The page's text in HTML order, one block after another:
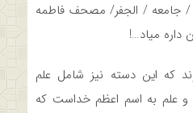
/ جامعه / الجفر/ مصحف فاطمه
میاد…!
که این دسته نیز شامل علم
و علم به اسم اعظم خداست که